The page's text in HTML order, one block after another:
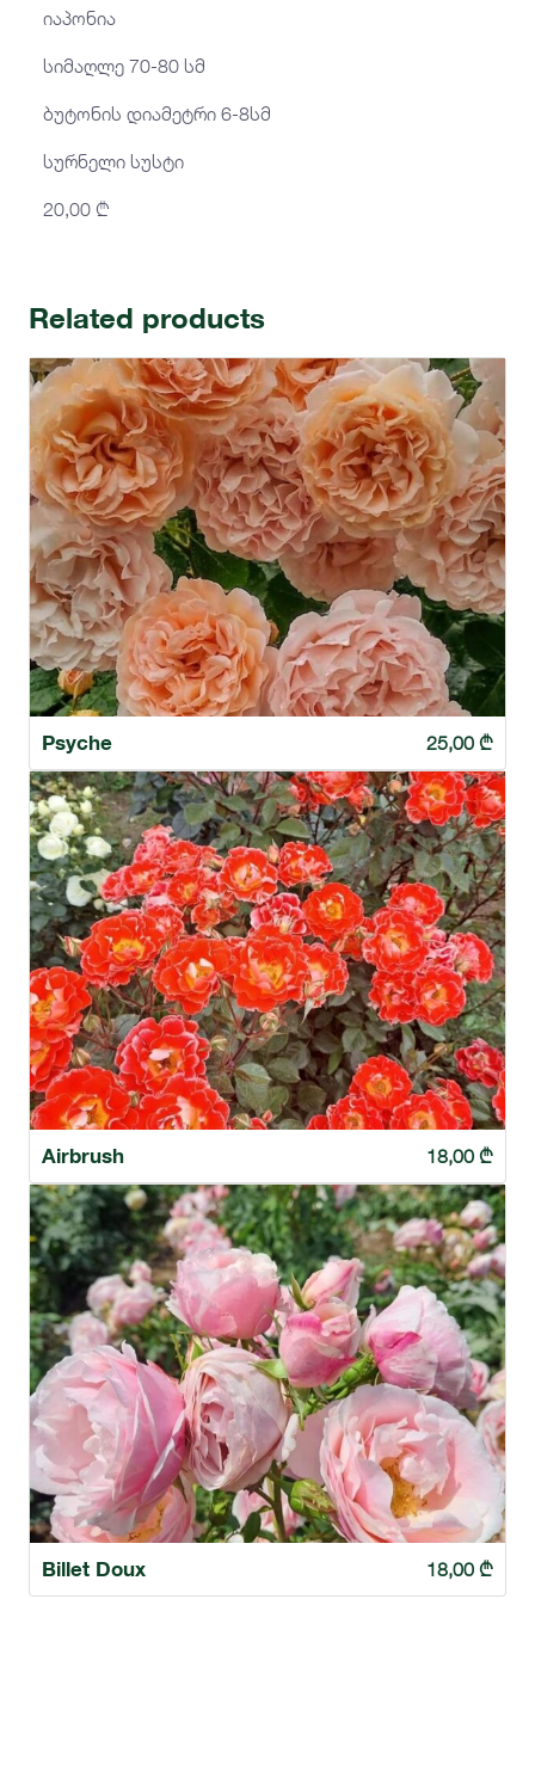
იაპონია
სიმაღლე 70-80 სმ
ბუტონის დიამეტრი 6-8სმ
სურნელი სუსტი
20,00 ₾
Related products
Psyche 25,00 ₾
Airbrush 18,00 ₾
Billet Doux 18,00 ₾